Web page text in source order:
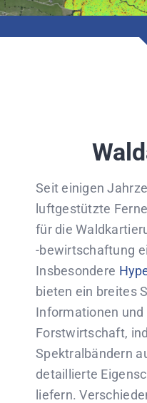
Seit einigen
luftgestützte
für die
-bewirtschaftung
Insbesondere
bieten ein breites
Informationen
Forstwirtschaft,
Spektralbändern
detaillierte
liefern.